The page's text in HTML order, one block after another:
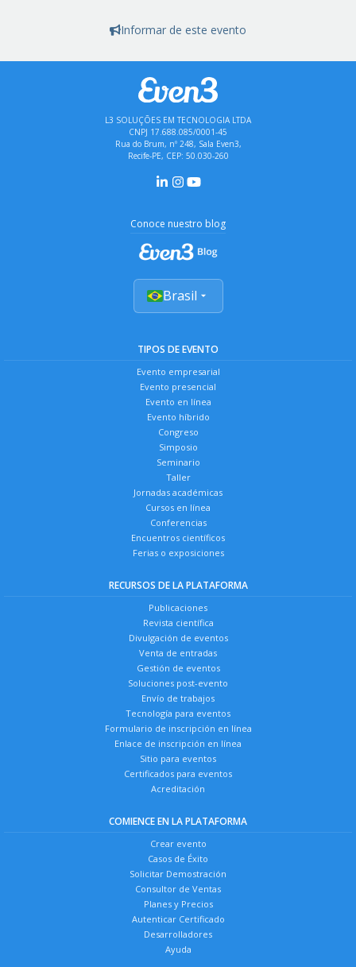
Informar de este evento
L3 SOLUÇÕES EM TECNOLOGIA LTDA
CNPJ 17.688.085/0001-45
Rua do Brum, nº 248, Sala Even3,
Recife-PE, CEP: 50.030-260
Conoce nuestro blog
Brasil
TIPOS DE EVENTO
Evento empresarial
Evento presencial
Evento en línea
Evento híbrido
Congreso
Simposio
Seminario
Taller
Jornadas académicas
Cursos en línea
Conferencias
Encuentros científicos
Ferias o exposiciones
RECURSOS DE LA PLATAFORMA
Publicaciones
Revista científica
Divulgación de eventos
Venta de entradas
Gestión de eventos
Soluciones post-evento
Envío de trabajos
Tecnología para eventos
Formulario de inscripción en línea
Enlace de inscripción en línea
Sitio para eventos
Certificados para eventos
Acreditación
COMIENCE EN LA PLATAFORMA
Crear evento
Casos de Éxito
Solicitar Demostración
Consultor de Ventas
Planes y Precios
Autenticar Certificado
Desarrolladores
Ayuda